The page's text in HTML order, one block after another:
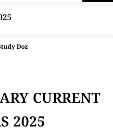
Doz
CURRENT
2025